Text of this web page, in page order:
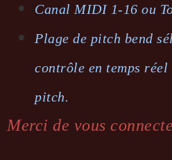
Canal MIDI 1-16 ou
Plage de pitch bend
contrôle en temps
pitch.
Merci de vous